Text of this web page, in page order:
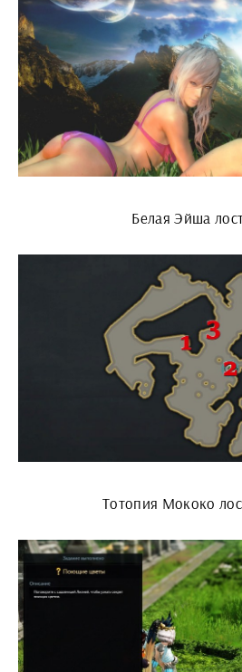
Белая Эйша
Тотопия Мококо